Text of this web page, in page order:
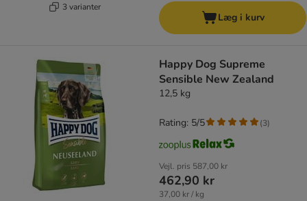
3 varianter
Læg i kurv
Happy Dog Supreme
Sensible New Zealand
12,5 kg
Vejl. pris 587,00 kr
462,90 kr
37,00 kr / kg
Rating: 5/5 (3)